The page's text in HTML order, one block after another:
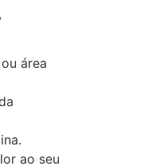
área
ao seu